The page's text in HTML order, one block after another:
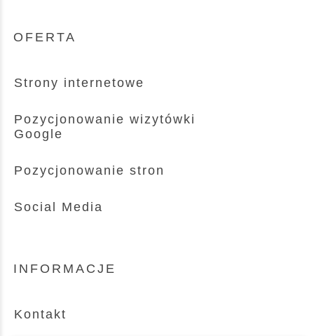
OFERTA
Strony internetowe
Pozycjonowanie wizytówki
Google
Pozycjonowanie stron
Social Media
INFORMACJE
Kontakt